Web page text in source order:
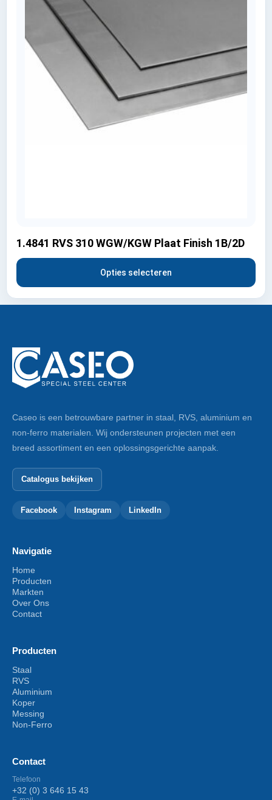
1.4841 RVS 310 WGW/KGW Plaat Finish 1B/2D
Opties selecteren
Caseo is een betrouwbare partner in staal, RVS, aluminium en
non-ferro materialen. Wij ondersteunen projecten met een
breed assortiment en een oplossingsgerichte aanpak.
Catalogus bekijken
Facebook Instagram LinkedIn
Navigatie
Home
Producten
Markten
Over Ons
Contact
Producten
Staal
RVS
Aluminium
Koper
Messing
Non-Ferro
Contact
Telefoon
+32 (0) 3 646 15 43